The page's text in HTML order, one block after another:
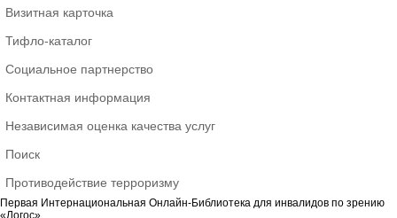
Визитная карточка
Тифло-каталог
Социальное партнерство
Контактная информация
Независимая оценка качества услуг
Поиск
Противодействие терроризму
Первая Интернациональная Онлайн-Библиотека для инвалидов по зрению
«Логос»